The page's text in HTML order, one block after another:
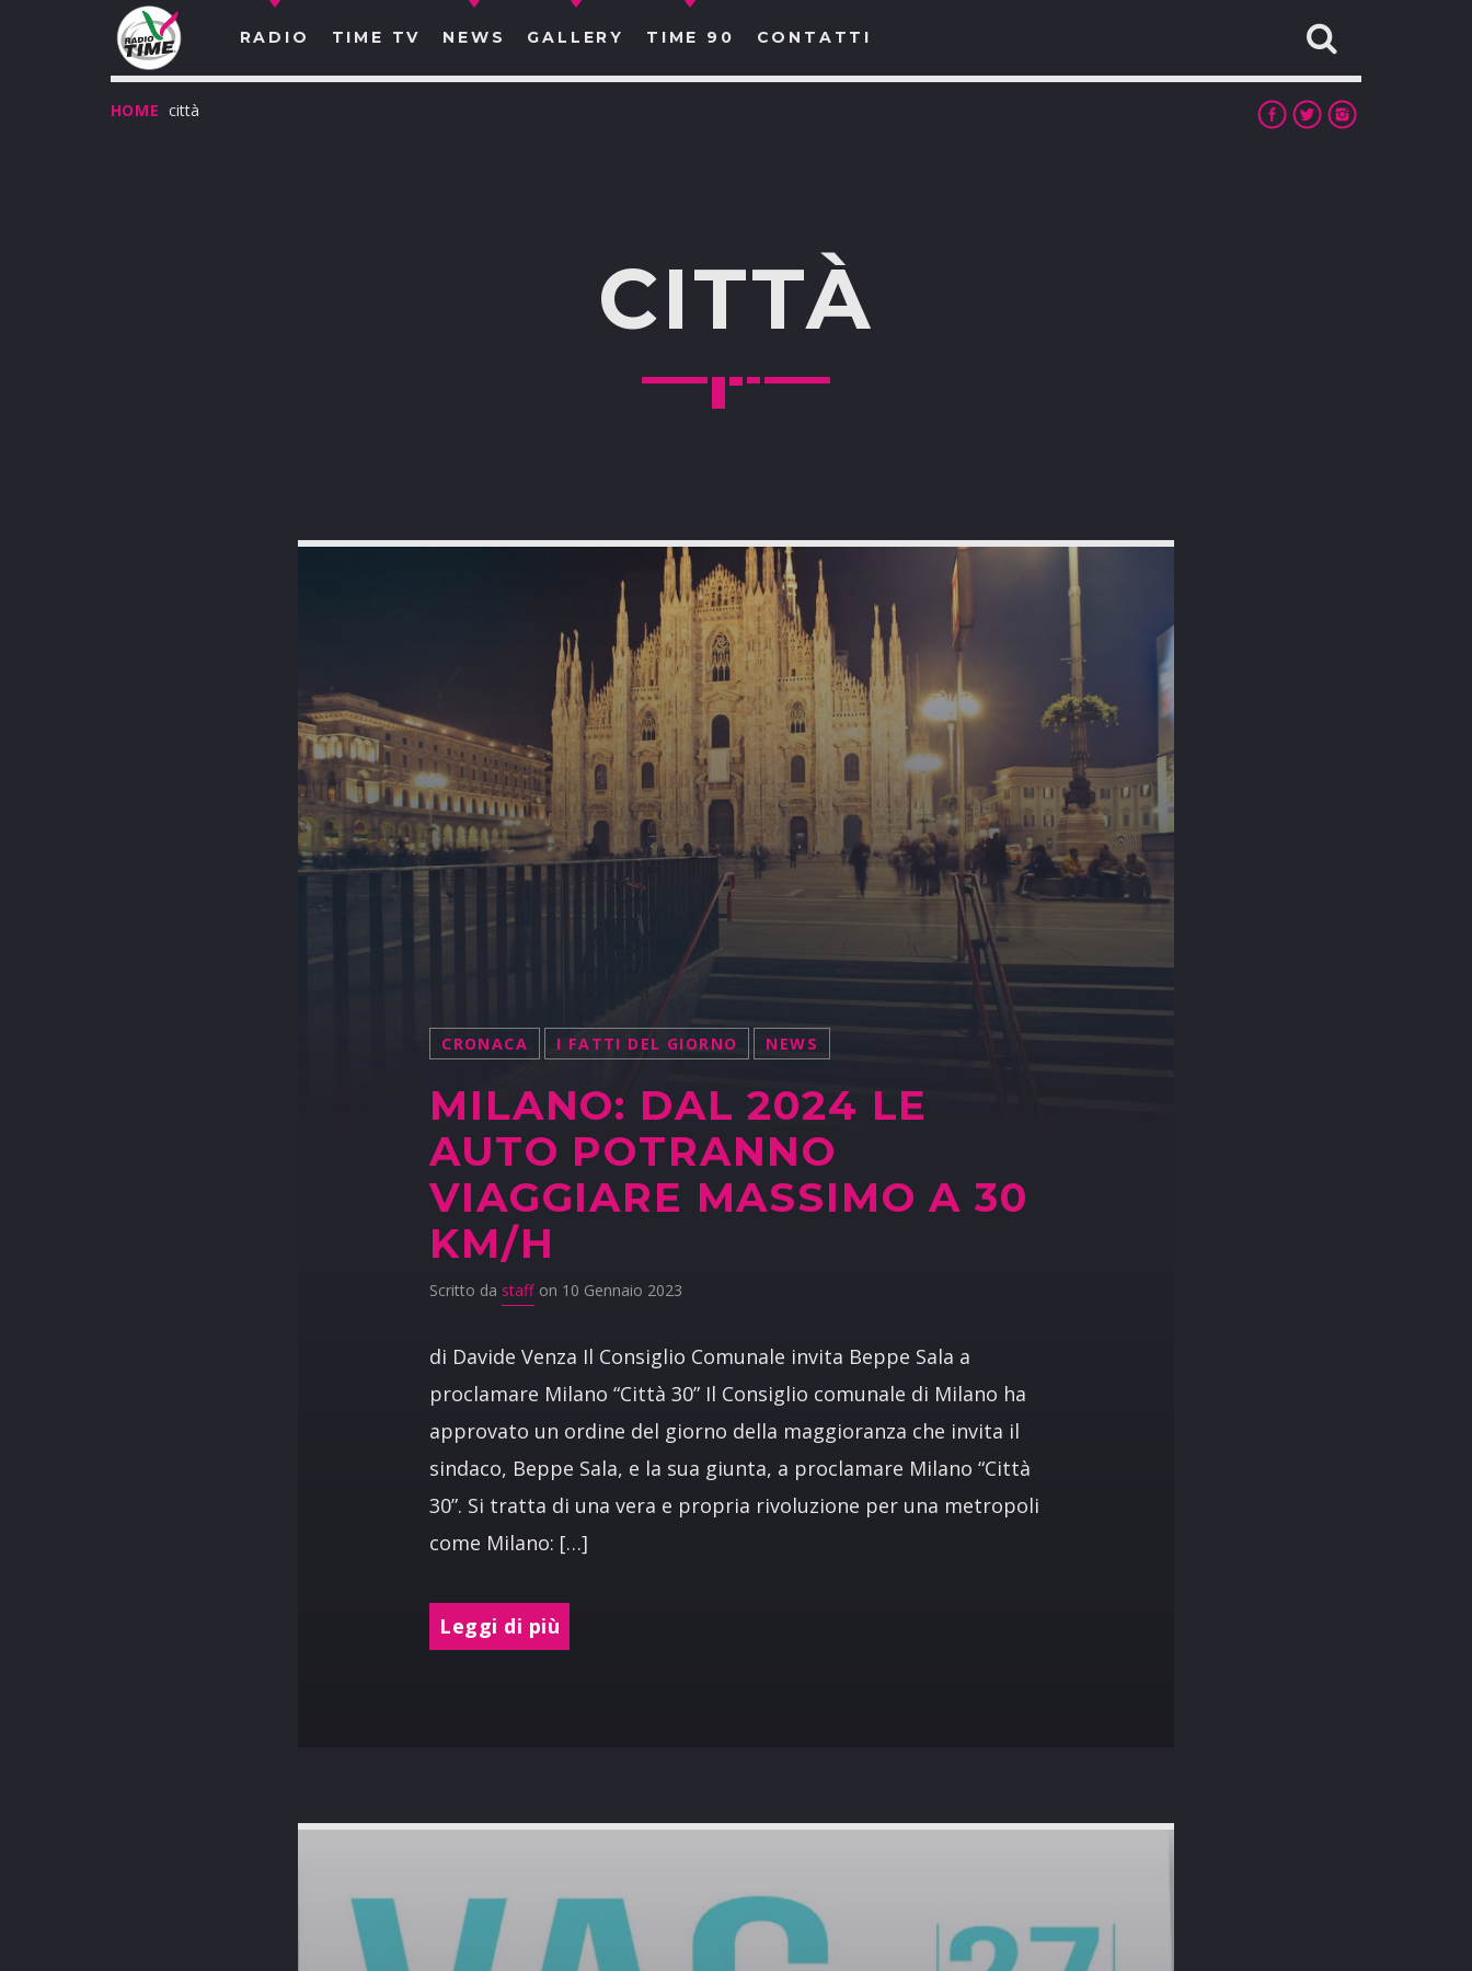
RADIO TIME TV NEWS GALLERY TIME 90 CONTATTI
CERCA NEL SITO WEB:
HOME città
CITTÀ
CRONACA I FATTI DEL GIORNO NEWS
MILANO: DAL 2024 LE
AUTO POTRANNO
VIAGGIARE MASSIMO A 30
KM/H
Scritto da staff on 10 Gennaio 2023
di Davide Venza Il Consiglio Comunale invita Beppe Sala a
proclamare Milano “Città 30” Il Consiglio comunale di Milano ha
approvato un ordine del giorno della maggioranza che invita il
sindaco, Beppe Sala, e la sua giunta, a proclamare Milano “Città
30”. Si tratta di una vera e propria rivoluzione per una metropoli
come Milano: […]
Leggi di più